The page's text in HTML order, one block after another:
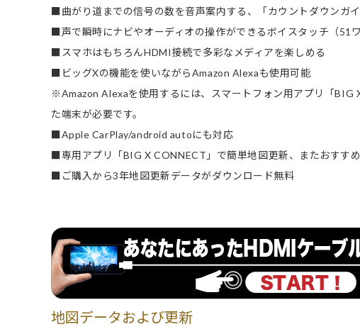
■曲がり道までの信号の数を音声案内する、「カウントダウンガ
■声で瞬時にナビやオーディオの操作ができるボイスタッチ（51ワ
■スマホはもちろんHDMI接続で多彩なメディアを楽しめる
■ビッグXの機能を使いながらAmazon Alexaも使用可能
※Amazon Alexaを使用するには、スマートフォン用アプリ「BIG
た端末が必要です。
■Apple CarPlay/android autoにも対応
■専用アプリ「BIG X CONNECT」で簡単地図更新、またおすす
■ご購入から3年地図更新データがダウンロード無料
地図データおよび更新